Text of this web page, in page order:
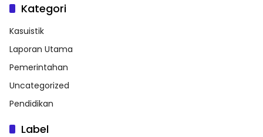
Kategori
Kasuistik
Laporan Utama
Pemerintahan
Uncategorized
Pendidikan
Label